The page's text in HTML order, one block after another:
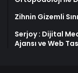
Zihnin Gizemli
Serjoy : Dijital
Ajansı ve Web